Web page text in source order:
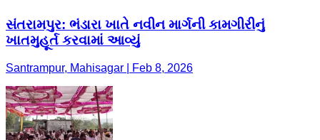
સંતરામપુર: ભંડારા ખાતે નવીન માર્ગની કામગીરીનું
ખાતમુહૂર્ત કરવામાં આવ્યું
Santrampur, Mahisagar | Feb 8, 2026